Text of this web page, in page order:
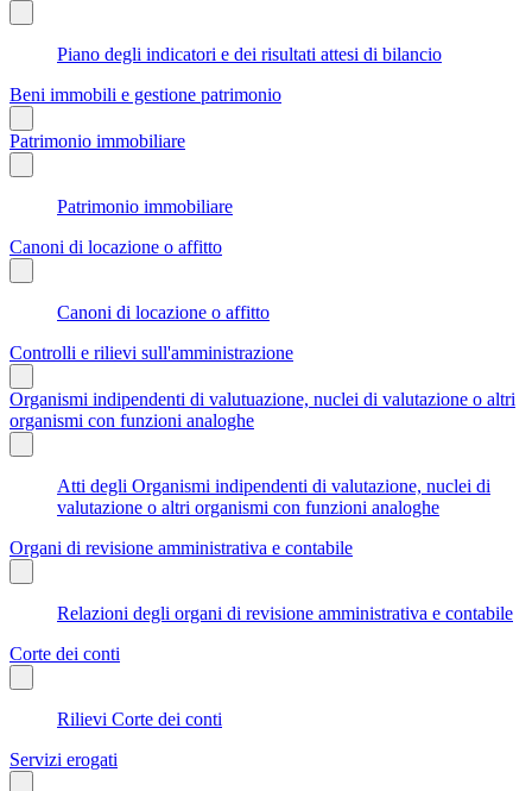
Piano degli indicatori e dei risultati attesi di bilancio
Beni immobili e gestione patrimonio
Patrimonio immobiliare
Patrimonio immobiliare
Canoni di locazione o affitto
Canoni di locazione o affitto
Controlli e rilievi sull'amministrazione
Organismi indipendenti di valutuazione, nuclei di valutazione o altri
organismi con funzioni analoghe
Atti degli Organismi indipendenti di valutazione, nuclei di
valutazione o altri organismi con funzioni analoghe
Organi di revisione amministrativa e contabile
Relazioni degli organi di revisione amministrativa e contabile
Corte dei conti
Rilievi Corte dei conti
Servizi erogati